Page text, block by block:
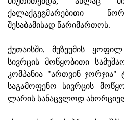
ქალაქგეგმარებითი
შესაბამისად წარიმართოს.
ქუთაისში, მუზეუმის
სივრცის მოწყობითი
კომპანია "ართვინ ჯორჯია"
საგამოფენო სივრცის
ლარის სანაცვლოდ